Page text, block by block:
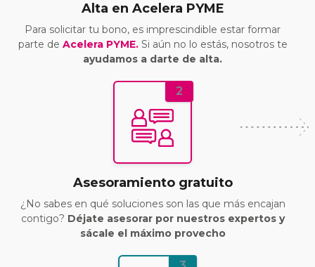
Alta en Acelera PYME
Para solicitar tu bono, es imprescindible estar formar
parte de Acelera PYME. Si aún no lo estás, nosotros te
ayudamos a darte de alta.
Asesoramiento gratuito
¿No sabes en qué soluciones son las que más encajan
contigo? Déjate asesorar por nuestros expertos y
sácale el máximo provecho
2